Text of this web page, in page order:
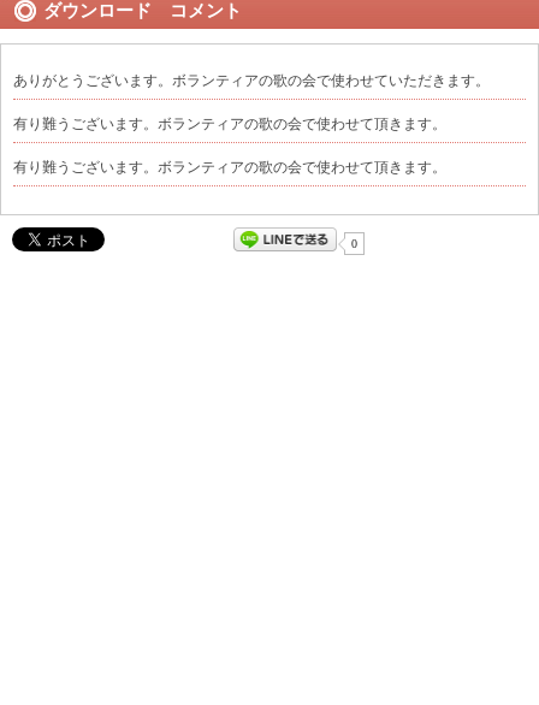
ダウンロード コメント
ありがとうございます。ボランティアの歌の会で使わせていただきます。
有り難うございます。ボランティアの歌の会で使わせて頂きます。
有り難うございます。ボランティアの歌の会で使わせて頂きます。
0